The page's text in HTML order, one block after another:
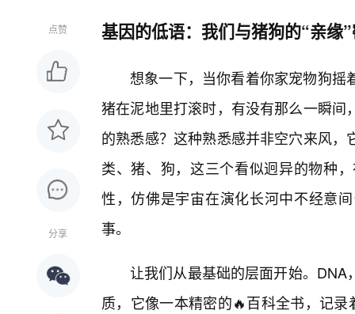
点赞
分享
基因的低语：我们与猪狗的“亲缘
想象一下，当你看着你家宠物狗摇
猪在泥地里打滚时，有没有那么一瞬
的熟悉感？这种熟悉感并非空穴来风
类、猪、狗，这三个看似迥异的物种
性，仿佛是宇宙在演化长河中不经意
事。
让我们从最基础的层面开始。
质，它像一本精密的🔥百科全书，记